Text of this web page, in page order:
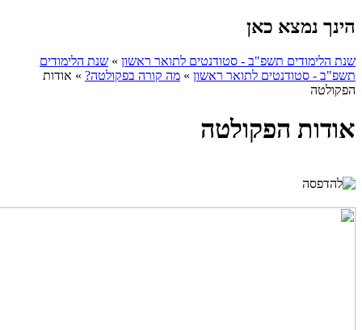
הינך נמצא כאן
שנת הלימודים תשפ"ב - סטודנטים לתואר ראשון » שנת הלימודים
תשפ"ב - סטודנטים לתואר ראשון » מה קורה בפקולטה? » אודות
הפקולטה
אודות הפקולטה